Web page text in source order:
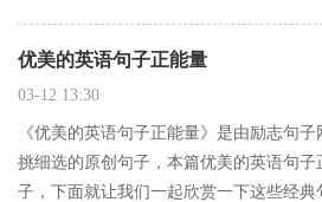
来运转，新年新春，普天同庆，恭喜发
健康幸福，团团圆圆，开心快乐，新春
优美的英语句子正能量
03-12 13:30
《优美的英语句子正能量》是由励志句
挑细选的原创句子，本篇优美的英语句子
子，下面就让我们一起欣赏一下这些经典